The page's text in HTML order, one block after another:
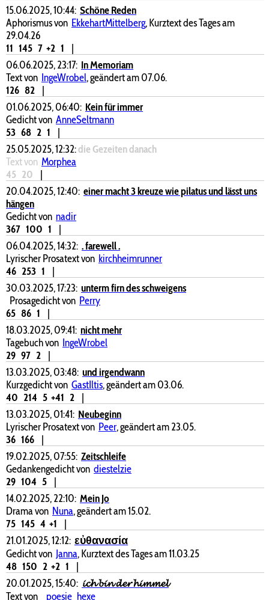
15.06.2025, 10:44: Schöne Reden
Aphorismus von EkkehartMittelberg, Kurztext des Tages am
29.04.26
11 145 7 +2 1
|
06.06.2025, 23:17: In Memoriam
Text von IngeWrobel, geändert am 07.06.
126 82
|
01.06.2025, 06:40: Kein für immer
Gedicht von AnneSeltmann
53 68 2 1
|
25.05.2025, 12:32:die Gezeiten danach
Text von Morphea
45 20
|
20.04.2025, 12:40: einer macht 3 kreuze wie pilatus und lässt uns
hängen
Gedicht von nadir
367 100 1
|
06.04.2025, 14:32: . farewell .
Lyrischer Prosatext von kirchheimrunner
46 253 1
|
30.03.2025, 17:23: unterm firn des schweigens
Prosagedicht von Perry
65 86 1
|
18.03.2025, 09:41: nicht mehr
Tagebuch von IngeWrobel
29 97 2
|
13.03.2025, 03:48: und irgendwann
Kurzgedicht von GastIltis, geändert am 03.06.
40 214 5 +41 2
|
13.03.2025, 01:41: Neubeginn
Lyrischer Prosatext von Peer, geändert am 23.05.
36 166
|
19.02.2025, 07:55: Zeitschleife
Gedankengedicht von diestelzie
29 104 5
|
14.02.2025, 22:10: Mein Jo
Drama von Nuna, geändert am 15.02.
75 145 4 +1
|
21.01.2025, 12:12: εὐθανασία
Gedicht von Janna, Kurztext des Tages am 11.03.25
48 150 2 +2 1
|
20.01.2025, 15:40: 𝓲𝓬𝓱 𝓫𝓲𝓷 𝓭𝓮𝓻 𝓱𝓲𝓶𝓶𝓮𝓵
Text von
_poesie_hexe_